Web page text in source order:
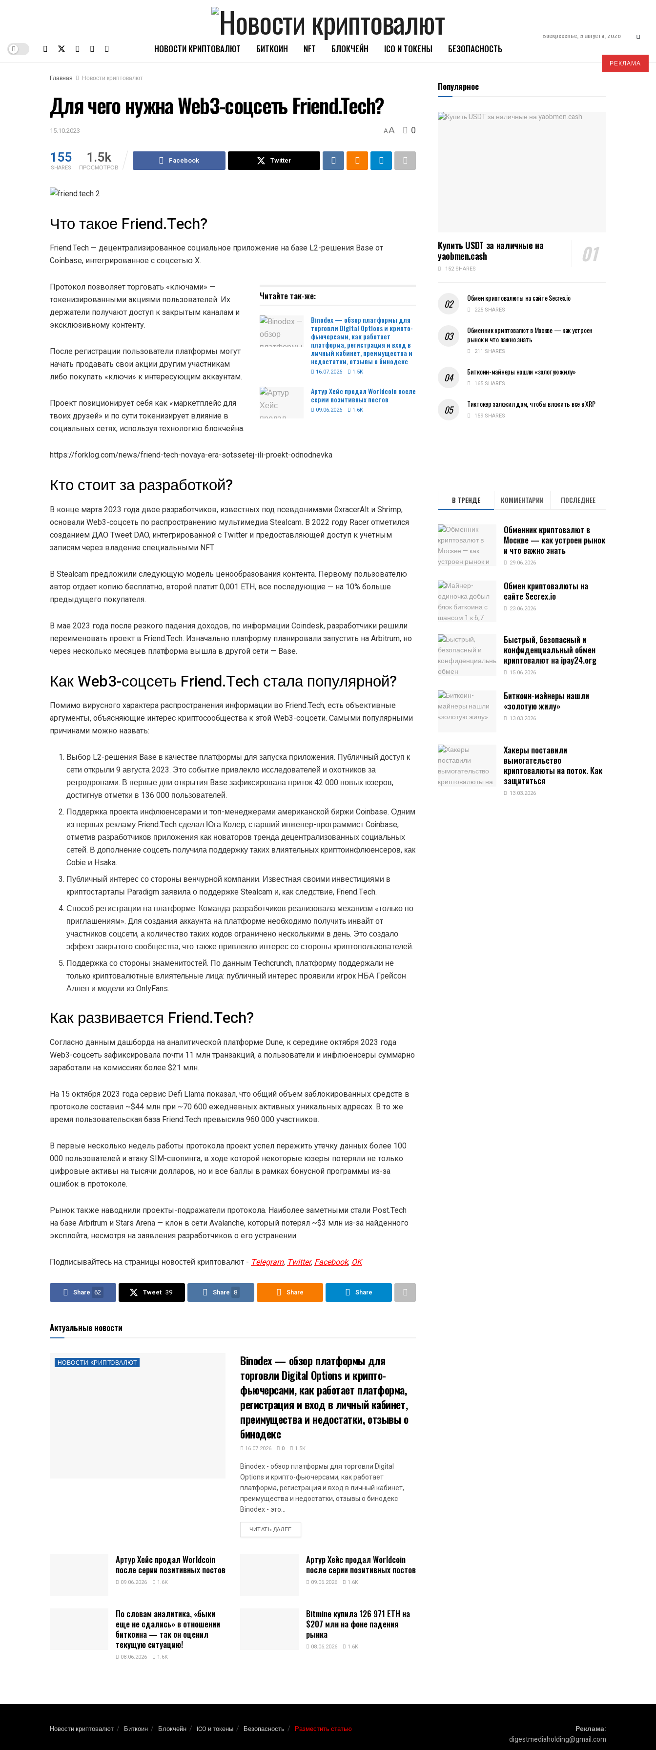
НОВОСТИ КРИПТОВАЛЮТ БИТКОИН NFT БЛОКЧЕЙН ICO И ТОКЕНЫ БЕЗОПАСНОСТЬ
Воскресенье, 9 августа, 2026
РЕКЛАМА
Главная
Новости криптовалют
Для чего нужна Web3-соцсеть Friend.Tech?
15.10.2023 AA 0
155
SHARES
1.5k
ПРОСМОТРОВ
Facebook Twitter
Что такое Friend.Tech?
Friend.Tech — децентрализированное социальное приложение на базе L2-решения Base от
Coinbase, интегрированное с соцсетью X.
Читайте так-же:
Binodex — обзор платформы для
торговли Digital Options и крипто-
фьючерсами, как работает
платформа, регистрация и вход в
личный кабинет, преимущества и
недостатки, отзывы о бинодекс
16.07.2026 1.5K
Артур Хейс продал Worldcoin после
серии позитивных постов
09.06.2026 1.6K
Протокол позволяет торговать «ключами» —
токенизированными акциями пользователей. Их
держатели получают доступ к закрытым каналам и
эксклюзивному контенту.
После регистрации пользователи платформы могут
начать продавать свои акции другим участникам
либо покупать «ключи» к интересующим аккаунтам.
Проект позиционирует себя как «маркетплейс для
твоих друзей» и по сути токенизирует влияние в
социальных сетях, используя технологию блокчейна.
https://forklog.com/news/friend-tech-novaya-era-sotssetej-ili-proekt-odnodnevka
Кто стоит за разработкой?
В конце марта 2023 года двое разработчиков, известных под псевдонимами 0xracerAlt и Shrimp,
основали Web3-соцсеть по распространению мультимедиа Stealcam. В 2022 году Racer отметился
созданием ДАО Tweet DAO, интегрированной с Twitter и предоставляющей доступ к учетным
записям через владение специальными NFT.
В Stealcam предложили следующую модель ценообразования контента. Первому пользователю
автор отдает копию бесплатно, второй платит 0,001 ETH, все последующие — на 10% больше
предыдущего покупателя.
В мае 2023 года после резкого падения доходов, по информации Coindesk, разработчики решили
переименовать проект в Friend.Tech. Изначально платформу планировали запустить на Arbitrum, но
через несколько месяцев платформа вышла в другой сети — Base.
Как Web3-соцсеть Friend.Tech стала популярной?
Помимо вирусного характера распространения информации во Friend.Tech, есть объективные
аргументы, объясняющие интерес криптосообщества к этой Web3-соцсети. Самыми популярными
причинами можно назвать:
Выбор L2-решения Base в качестве платформы для запуска приложения. Публичный доступ к
сети открыли 9 августа 2023. Это событие привлекло исследователей и охотников за
ретродропами. В первые дни открытия Base зафиксировала приток 42 000 новых юзеров,
достигнув отметки в 136 000 пользователей.
Поддержка проекта инфлюенсерами и топ-менеджерами американской биржи Coinbase. Одним
из первых рекламу Friend.Tech сделал Юга Колер, старший инженер-программист Coinbase,
отметив разработчиков приложения как новаторов тренда децентрализованных социальных
сетей. В дополнение соцсеть получила поддержку таких влиятельных криптоинфлюенсеров, как
Cobie и Hsaka.
Публичный интерес со стороны венчурной компании. Известная своими инвестициями в
криптостартапы Paradigm заявила о поддержке Stealcam и, как следствие, Friend.Tech.
Способ регистрации на платформе. Команда разработчиков реализовала механизм «только по
приглашениям». Для создания аккаунта на платформе необходимо получить инвайт от
участников соцсети, а количество таких кодов ограничено несколькими в день. Это создало
эффект закрытого сообщества, что также привлекло интерес со стороны криптопользователей.
Поддержка со стороны знаменитостей. По данным Techcrunch, платформу поддержали не
только криптовалютные влиятельные лица: публичный интерес проявили игрок НБА Грейсон
Аллен и модели из OnlyFans.
Как развивается Friend.Tech?
Согласно данным дашборда на аналитической платформе Dune, к середине октября 2023 года
Web3-соцсеть зафиксировала почти 11 млн транзакций, а пользователи и инфлюенсеры суммарно
заработали на комиссиях более $21 млн.
На 15 октября 2023 года сервис Defi Llama показал, что общий объем заблокированных средств в
протоколе составил ~$44 млн при ~70 600 ежедневных активных уникальных адресах. В то же
время пользовательская база Friend.Tech превысила 960 000 участников.
В первые несколько недель работы протокола проект успел пережить утечку данных более 100
000 пользователей и атаку SIM-свопинга, в ходе которой некоторые юзеры потеряли не только
цифровые активы на тысячи долларов, но и все баллы в рамках бонусной программы из-за
ошибок в протоколе.
Рынок также наводнили проекты-подражатели протокола. Наиболее заметными стали Post.Tech
на базе Arbitrum и Stars Arena — клон в сети Avalanche, который потерял ~$3 млн из-за найденного
эксплойта, несмотря на заявления разработчиков о его устранении.
Подписывайтесь на страницы новостей криптовалют - Telegram,Twitter,Facebook,OK
Share 62 Tweet 39 Share 8 Share Share
Актуальные новости
НОВОСТИ КРИПТОВАЛЮТ
Binodex — обзор платформы для
торговли Digital Options и крипто-
фьючерсами, как работает платформа,
регистрация и вход в личный кабинет,
преимущества и недостатки, отзывы о
бинодекс
16.07.2026 0 1.5K
Binodex - обзор платформы для торговли Digital
Options и крипто-фьючерсами, как работает
платформа, регистрация и вход в личный кабинет,
преимущества и недостатки, отзывы о бинодекс
Binodex - это...
ЧИТАТЬ ДАЛЕЕDETAILS
Артур Хейс продал Worldcoin
после серии позитивных постов
09.06.2026 1.6K
Артур Хейс продал Worldcoin
после серии позитивных постов
09.06.2026 1.6K
По словам аналитика, «быки
еще не сдались» в отношении
биткоина — так он оценил
текущую ситуацию!
08.06.2026 1.6K
Bitmine купила 126 971 ETH на
$207 млн на фоне падения
рынка
08.06.2026 1.6K
Популярное
Купить USDT за наличные на
yaobmen.cash
152 SHARES
Обмен криптовалюты на сайте Secrex.io
225 SHARES
Обменник криптовалют в Москве — как устроен
рынок и что важно знать
211 SHARES
Биткоин-майнеры нашли «золотую жилу»
165 SHARES
Тиктокер заложил дом, чтобы вложить все в XRP
159 SHARES
В ТРЕНДЕ КОММЕНТАРИИ ПОСЛЕДНЕЕ
Обменник криптовалют в
Москве — как устроен рынок
и что важно знать
29.06.2026
Обмен криптовалюты на
сайте Secrex.io
23.06.2026
Быстрый, безопасный и
конфиденциальный обмен
криптовалют на ipay24.org
15.06.2026
Биткоин-майнеры нашли
«золотую жилу»
13.03.2026
Хакеры поставили
вымогательство
криптовалюты на поток. Как
защититься
13.03.2026
Новости криптовалют Биткоин Блокчейн ICO и токены Безопасность Разместить статью
Реклама:
digestmediaholding@gmail.com